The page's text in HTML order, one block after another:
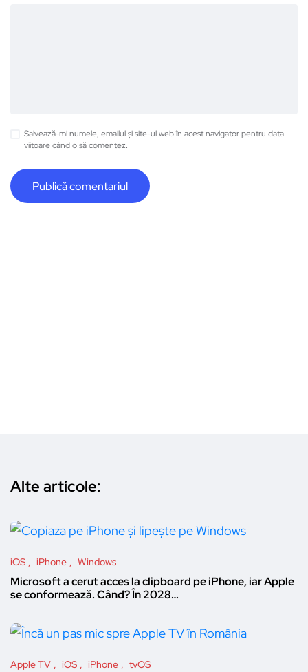
Salvează-mi numele, emailul și site-ul web în acest navigator pentru data
viitoare când o să comentez.
Alte articole:
iOS iPhone Windows
Microsoft a cerut acces la clipboard pe iPhone, iar Apple
se conformează. Când? În 2028…
Apple TV iOS iPhone tvOS